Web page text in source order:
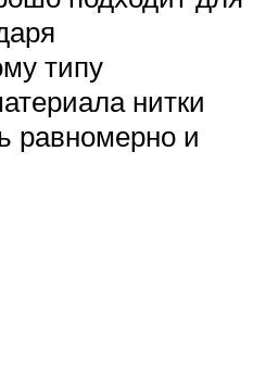
типу
нитки
равномерно и